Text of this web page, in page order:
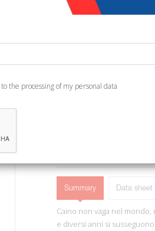
Ean13: 9788831962131
Summary Data sheet
Caino non vaga nel
e diversi anni si
the processing of my personal data